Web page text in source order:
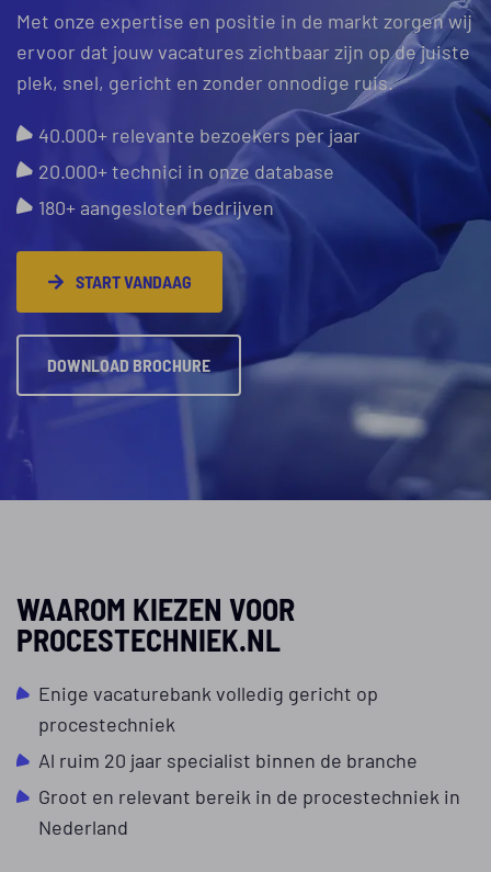
Met onze expertise en positie in de markt zorgen wij
ervoor dat jouw vacatures zichtbaar zijn op de juiste
plek, snel, gericht en zonder onnodige ruis.
40.000+ relevante bezoekers per jaar
20.000+ technici in onze database
180+ aangesloten bedrijven
START VANDAAG
DOWNLOAD BROCHURE
WAAROM KIEZEN VOOR
PROCESTECHNIEK.NL
Enige vacaturebank volledig gericht op
procestechniek
Al ruim 20 jaar specialist binnen de branche
Groot en relevant bereik in de procestechniek in
Nederland